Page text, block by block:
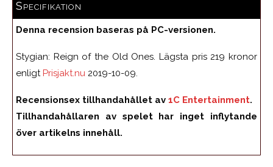
Specifikation
Denna recension baseras på PC-versionen.
Stygian: Reign of the Old Ones. Lägsta pris 219 kronor
enligt Prisjakt.nu 2019-10-09.
Recensionsex tillhandahållet av 1C Entertainment.
Tillhandahållaren av spelet har inget inflytande
över artikelns innehåll.